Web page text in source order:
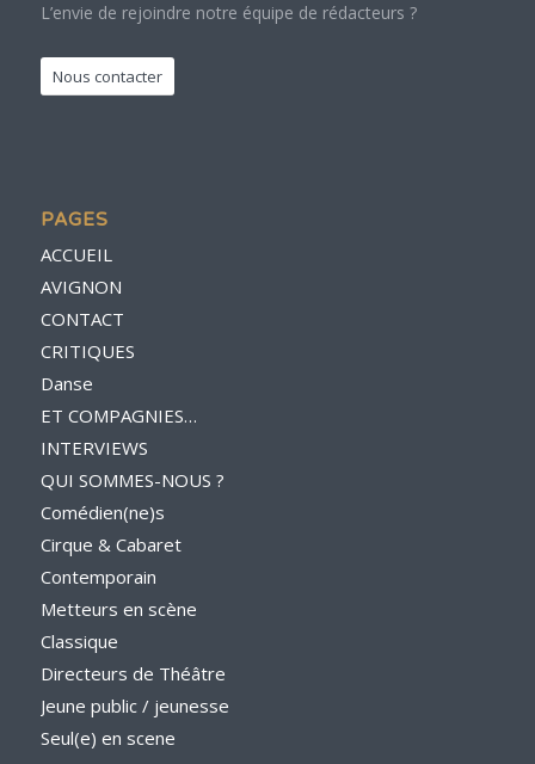
L’envie de rejoindre notre équipe de rédacteurs ?
Nous contacter
PAGES
ACCUEIL
AVIGNON
CONTACT
CRITIQUES
Danse
ET COMPAGNIES…
INTERVIEWS
QUI SOMMES-NOUS ?
Comédien(ne)s
Cirque & Cabaret
Contemporain
Metteurs en scène
Classique
Directeurs de Théâtre
Jeune public / jeunesse
Seul(e) en scene